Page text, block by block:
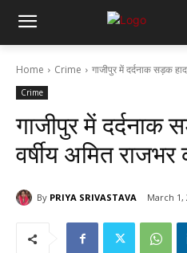
Home Crime गाजीपुर में दर्दनाक सड़क
Crime
गाजीपुर में दर्दनाक
वर्षीय अमित राजभर
By PRIYA SRIVASTAVA March 1,